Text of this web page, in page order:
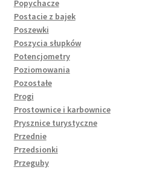
Popychacze
Postacie z bajek
Poszewki
Poszycia słupków
Potencjometry
Poziomowania
Pozostałe
Progi
Prostownice i karbownice
Prysznice turystyczne
Przednie
Przedsionki
Przeguby